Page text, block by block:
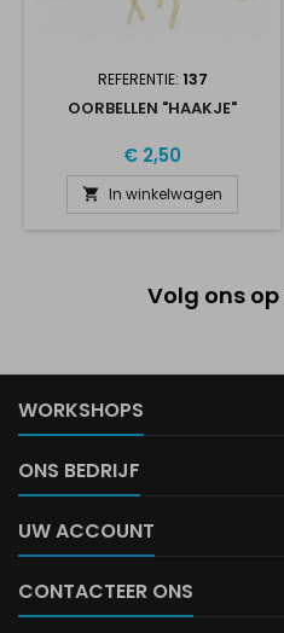
REFERENTIE: 137
OORBELLEN "HAAKJE"
€ 2,50
 In winkelwagen
Volg ons
WORKSHOPS
ONS BEDRIJF
UW ACCOUNT
CONTACTEER ONS